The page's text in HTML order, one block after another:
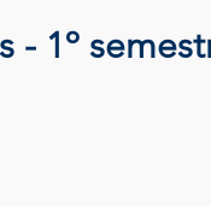
- 1º